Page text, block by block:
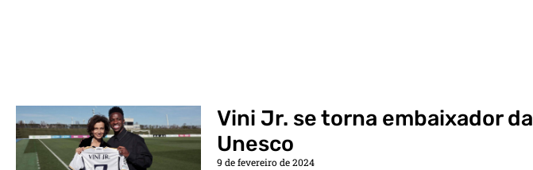
Vini Jr. se torna embaixador da
Unesco
9 de fevereiro de 2024